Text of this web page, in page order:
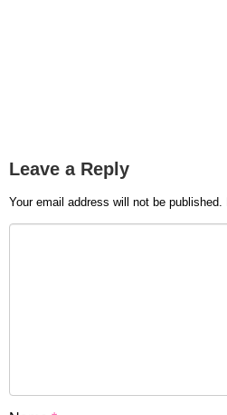
Leave a Reply
Your email address will not be published.